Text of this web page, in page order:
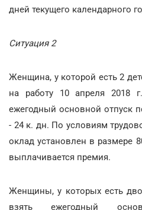
дней текущего календарного
Ситуация 2
Женщина, у которой есть 2
на работу 10 апреля 2018
ежегодный основной отпуск
- 24 к. дн. По условиям
оклад установлен в размере
выплачивается премия.
Женщины, у которых есть
взять ежегодный